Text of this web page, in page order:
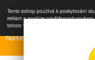
Tento eshop používá k poskytování
reklam a analýze návštěvnosti
tohoto webu s tím souhlasíte.
Naše Prodejny –